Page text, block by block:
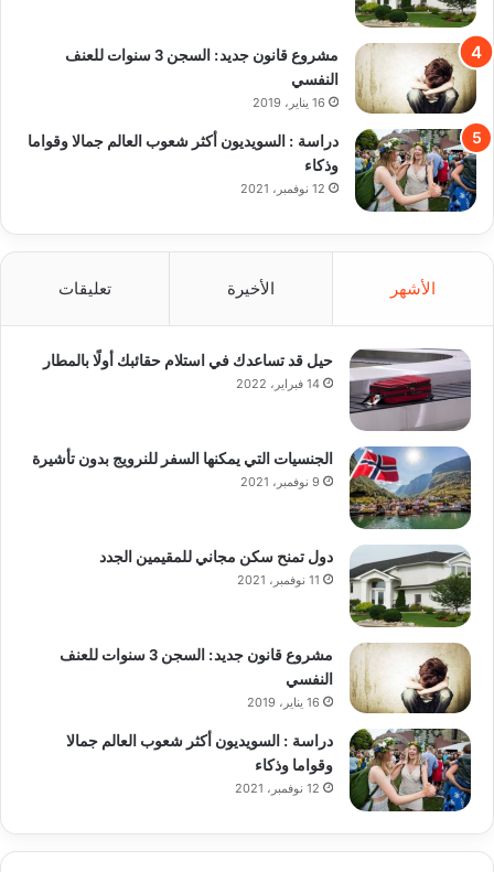
مشروع قانون جديد: السجن 3 سنوات للعنف
النفسي
16 يناير، 2019
دراسة : السويديون أكثر شعوب العالم جمالا وقواما
وذكاء
12 نوفمبر، 2021
الأشهر الأخيرة تعليقات
حيل قد تساعدك في استلام حقائبك أولًا بالمطار
14 فبراير، 2022
الجنسيات التي يمكنها السفر للنرويج بدون تأشيرة
9 نوفمبر، 2021
دول تمنح سكن مجاني للمقيمين الجدد
11 نوفمبر، 2021
مشروع قانون جديد: السجن 3 سنوات للعنف
النفسي
16 يناير، 2019
دراسة : السويديون أكثر شعوب العالم جمالا
وقواما وذكاء
12 نوفمبر، 2021